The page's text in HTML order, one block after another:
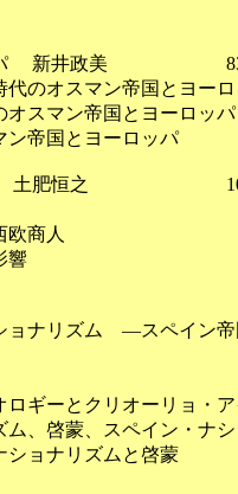
ッパ 新井政美
スマン帝国とヨーロ
ン帝国とヨーロッ
帝国とヨーロッ
パ 土肥恒之
に
る西欧商人
圏の影響
えて
ナリズム ―スペイン帝
とクリオーリョ・ア
啓蒙、スペイン・
ナショナ